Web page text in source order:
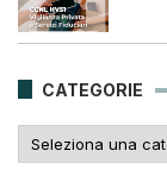
CATEGORIE